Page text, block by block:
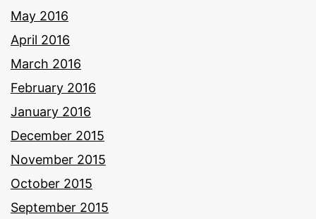
May 2016
April 2016
March 2016
February 2016
January 2016
December 2015
November 2015
October 2015
September 2015